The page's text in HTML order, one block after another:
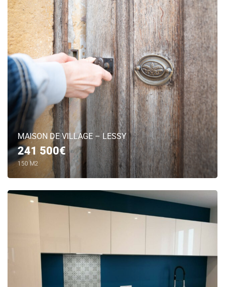
MAISON DE VILLAGE – LESSY
241 500€
150 M2